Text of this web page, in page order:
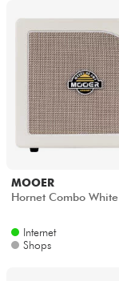
MOOER
Hornet Combo White
Internet
Shops